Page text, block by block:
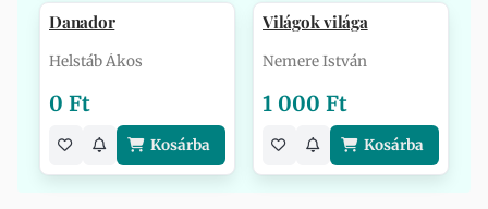
Danador
Helstáb Ákos
0 Ft
Kosárba
Világok világa
Nemere István
1 000 Ft
Kosárba